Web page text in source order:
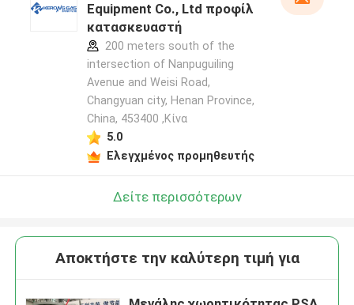
Equipment Co., Ltd προφίλ
κατασκευαστή
200 meters south of the
intersection of Nanpuguiling
Avenue and Weisi Road,
Changyuan city, Henan Province,
China, 453400 ,Κίνα
5.0
Ελεγχμένος προμηθευτής
Δείτε περισσότερων
Αποκτήστε την καλύτερη τιμή για